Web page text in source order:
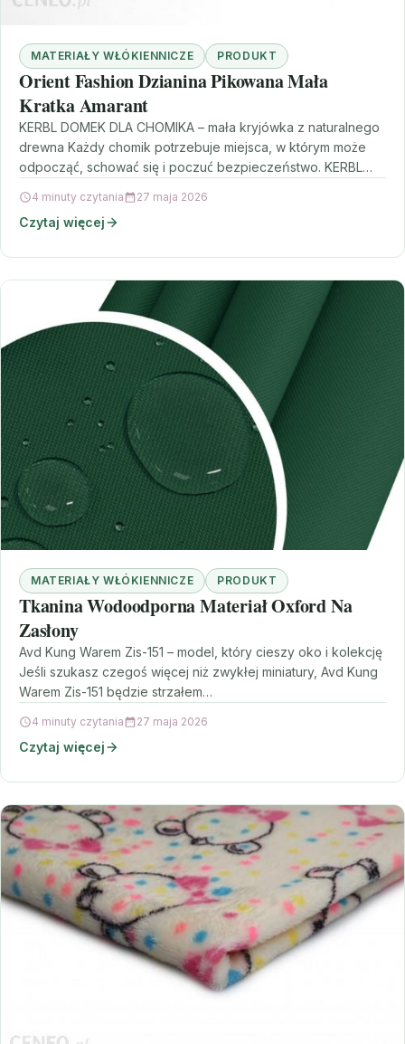
MATERIAŁY WŁÓKIENNICZE PRODUKT
Orient Fashion Dzianina Pikowana Mała
Kratka Amarant
KERBL DOMEK DLA CHOMIKA – mała kryjówka z naturalnego
drewna Każdy chomik potrzebuje miejsca, w którym może
odpocząć, schować się i poczuć bezpieczeństwo. KERBL…
4 minuty czytania 27 maja 2026
Czytaj więcej
MATERIAŁY WŁÓKIENNICZE PRODUKT
Tkanina Wodoodporna Materiał Oxford Na
Zasłony
Avd Kung Warem Zis-151 – model, który cieszy oko i kolekcję
Jeśli szukasz czegoś więcej niż zwykłej miniatury, Avd Kung
Warem Zis-151 będzie strzałem…
4 minuty czytania 27 maja 2026
Czytaj więcej